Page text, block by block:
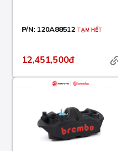
P/N: 120A88512 TẠM HẾT
12,451,500đ